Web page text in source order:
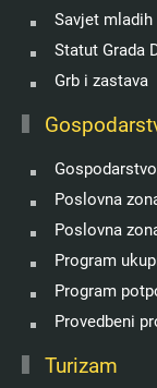
Savjet mladih
Statut Grada
Grb i zastava
Gospodarstvo
Poslovna
Poslovna
Program
Program
Provedbeni
Turizam